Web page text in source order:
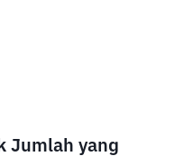
Jumlah yang